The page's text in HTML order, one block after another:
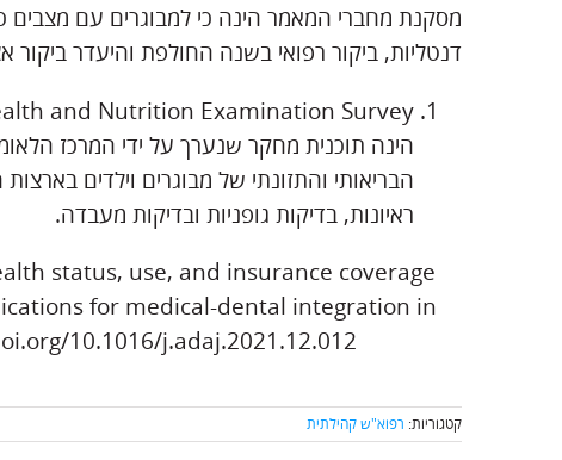
מסקנת מחברי המאמר הינה כי למבוגרים עם מצבים
דנטליות, ביקור רפואי בשנה החולפת והיעדר ביקור
הינה תוכנית מחקר שנערך על ידי המרכז
הבריאותי והתזונתי של מבוגרים וילדים
ראיונות, בדיקות גופניות ובדיקות מעבדה.
status, use, and insurance coverage
for medical-dental integration in
10.1016/j.adaj.2021.12.012
קטגוריות: רפוא"ש קהילתית